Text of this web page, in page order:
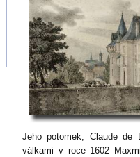
Jeho potomek, Claude de
válkami v roce 1602